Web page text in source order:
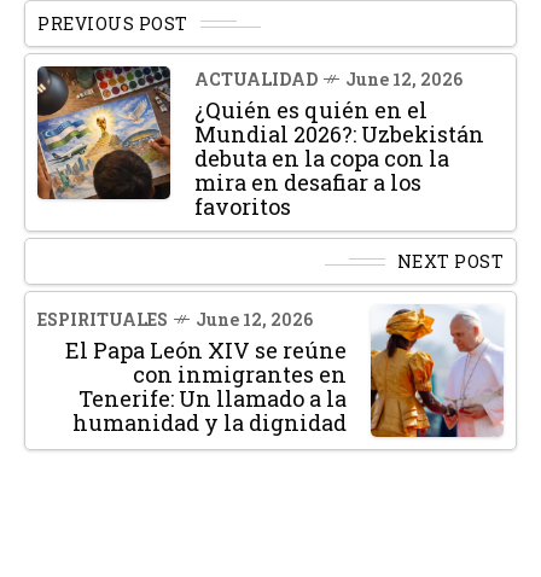
PREVIOUS POST
ACTUALIDAD June 12, 2026
¿Quién es quién en el
Mundial 2026?: Uzbekistán
debuta en la copa con la
mira en desafiar a los
favoritos
NEXT POST
ESPIRITUALES June 12, 2026
El Papa León XIV se reúne
con inmigrantes en
Tenerife: Un llamado a la
humanidad y la dignidad